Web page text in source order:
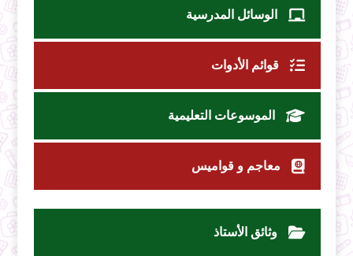
الوسائل المدرسية
قوائم الأدوات
الموسوعات التعليمية
معاجم و قواميس
وثائق الأستاذ